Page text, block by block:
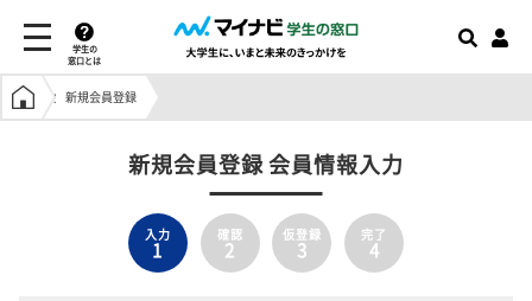
学生の
窓口とは
学生の窓口トップ
新規会員登録
新規会員登録 会員情報入力
入力
1
確認
2
仮登録
3
完了
4